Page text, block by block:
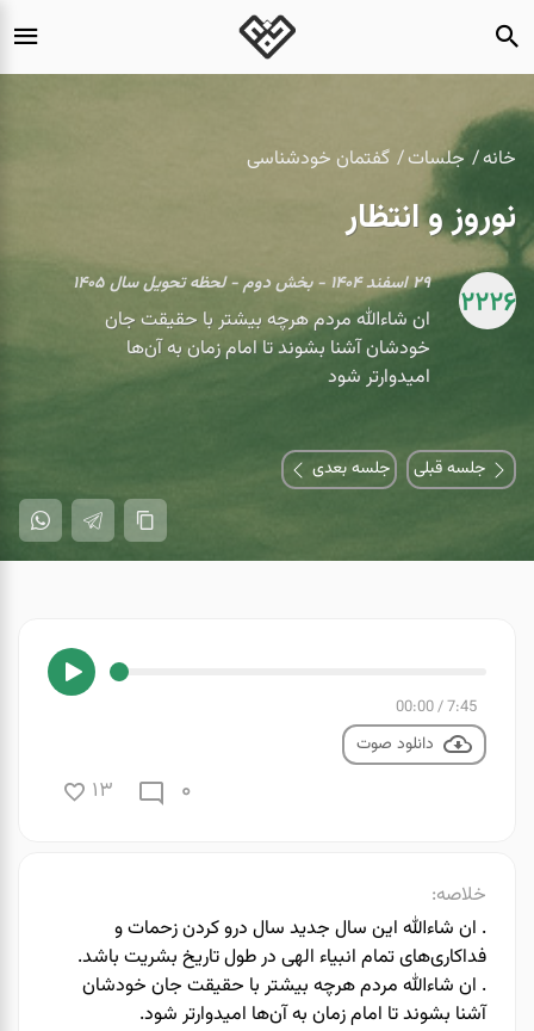
خانه جلسات گفتمان خودشناسی
نوروز و انتظار
2226
۲۹ اسفند ۱۴۰۴ - بخش دوم - لحظه تحویل سال ۱۴۰۵
ان شاءالله مردم هرچه بیشتر با حقیقت جان
خودشان آشنا بشوند تا امام زمان به آن‌ها
امیدوارتر شود
جلسه قبلی جلسه بعدی
خلاصه:
. ان شاءالله این سال جدید سال درو کردن زحمات و
فداکاری‌های تمام انبیاء الهی در طول تاریخ بشریت باشد.
. ان شاءالله مردم هرچه بیشتر با حقیقت جان خودشان
آشنا بشوند تا امام زمان به آن‌ها امیدوارتر شود.
7:45
/
00:00
دانلود صوت
0
13